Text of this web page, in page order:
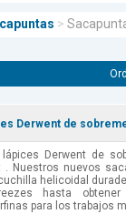
>
Derwent de
Derwent de
. Nuestros nuevos
helicoidal
hasta
para los trabajos